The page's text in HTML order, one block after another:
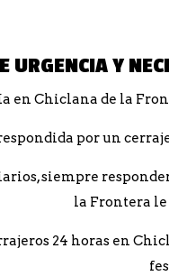
URGENCIA Y
Chiclana de la
por un
siempre
la Frontera
24 horas en